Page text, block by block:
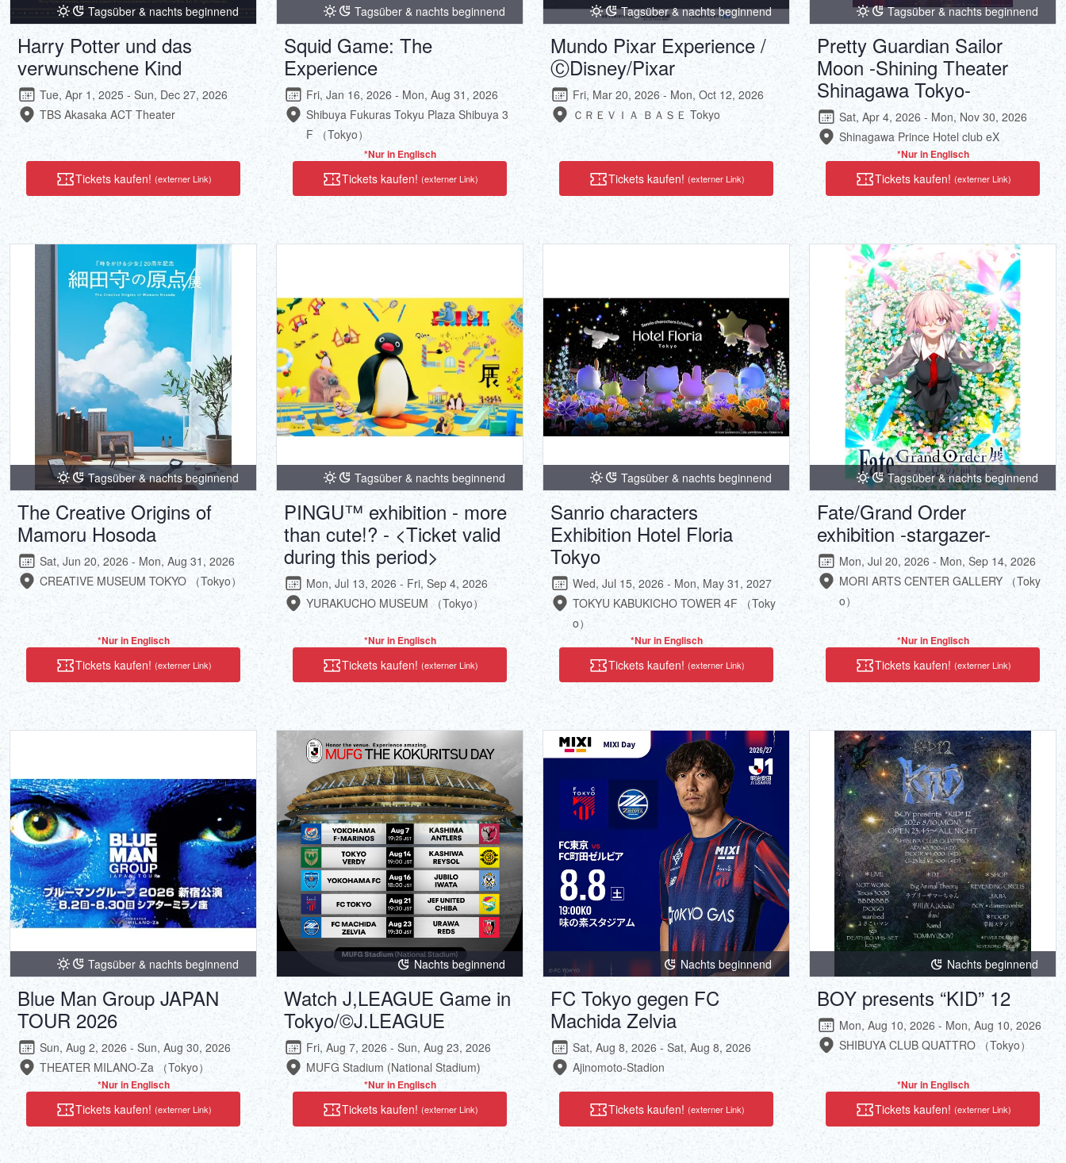
Tagsüber & nachts beginnend
Harry Potter und das
verwunschene Kind
Tue, Apr 1, 2025 - Sun, Dec 27, 2026
TBS Akasaka ACT Theater
Tickets kaufen! (externer Link)
Tagsüber & nachts beginnend
Squid Game: The
Experience
Fri, Jan 16, 2026 - Mon, Aug 31, 2026
Shibuya Fukuras Tokyu Plaza Shibuya 3
F （Tokyo）
*Nur in Englisch
Tickets kaufen! (externer Link)
Tagsüber & nachts beginnend
Mundo Pixar Experience /
ⒸDisney/Pixar
Fri, Mar 20, 2026 - Mon, Oct 12, 2026
ＣＲＥＶＩＡ ＢＡＳＥ Tokyo
Tickets kaufen! (externer Link)
Tagsüber & nachts beginnend
Pretty Guardian Sailor
Moon -Shining Theater
Shinagawa Tokyo-
Sat, Apr 4, 2026 - Mon, Nov 30, 2026
Shinagawa Prince Hotel club eX
*Nur in Englisch
Tickets kaufen! (externer Link)
Tagsüber & nachts beginnend
The Creative Origins of
Mamoru Hosoda
Sat, Jun 20, 2026 - Mon, Aug 31, 2026
CREATIVE MUSEUM TOKYO （Tokyo）
*Nur in Englisch
Tickets kaufen! (externer Link)
Tagsüber & nachts beginnend
PINGU™ exhibition - more
than cute!? - <Ticket valid
during this period>
Mon, Jul 13, 2026 - Fri, Sep 4, 2026
YURAKUCHO MUSEUM （Tokyo）
*Nur in Englisch
Tickets kaufen! (externer Link)
Tagsüber & nachts beginnend
Sanrio characters
Exhibition Hotel Floria
Tokyo
Wed, Jul 15, 2026 - Mon, May 31, 2027
TOKYU KABUKICHO TOWER 4F （Toky
o）
*Nur in Englisch
Tickets kaufen! (externer Link)
Tagsüber & nachts beginnend
Fate/Grand Order
exhibition -stargazer-
Mon, Jul 20, 2026 - Mon, Sep 14, 2026
MORI ARTS CENTER GALLERY （Toky
o）
*Nur in Englisch
Tickets kaufen! (externer Link)
Tagsüber & nachts beginnend
Blue Man Group JAPAN
TOUR 2026
Sun, Aug 2, 2026 - Sun, Aug 30, 2026
THEATER MILANO-Za （Tokyo）
*Nur in Englisch
Tickets kaufen! (externer Link)
Nachts beginnend
Watch J,LEAGUE Game in
Tokyo/©J.LEAGUE
Fri, Aug 7, 2026 - Sun, Aug 23, 2026
MUFG Stadium (National Stadium)
*Nur in Englisch
Tickets kaufen! (externer Link)
Nachts beginnend
FC Tokyo gegen FC
Machida Zelvia
Sat, Aug 8, 2026 - Sat, Aug 8, 2026
Ajinomoto-Stadion
Tickets kaufen! (externer Link)
Nachts beginnend
BOY presents “KID” 12
Mon, Aug 10, 2026 - Mon, Aug 10, 2026
SHIBUYA CLUB QUATTRO （Tokyo）
*Nur in Englisch
Tickets kaufen! (externer Link)